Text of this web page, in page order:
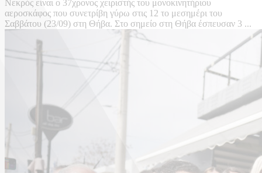
Νεκρός είναι ο 37χρονος χειριστής του μονοκινητήριου
αεροσκάφος που συνετρίβη γύρω στις 12 το μεσημέρι του
Σαββάτου (23/09) στη Θήβα. Στο σημείο στη Θήβα έσπευσαν 3 ...